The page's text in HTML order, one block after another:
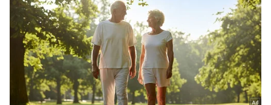
కలెక్టర్ ఆదేశాలతో రంగంలోకి దిగిన అధికారులు
సోషల్ మీడియాలో చక్కర్లు కొడుతున్న ఫోటోలు జిల్లా కలెక్టర్
వివేక్ జాన్సన్ దృష్టికి చేరాయి. విషయం తీవ్రతను గుర్తించిన
ఆయన వెంటనే మహిళా, శిశు సంక్షేమ శాఖ అధికారులను
అప్రమత్తం చేశారు. అధికారుల బృందం బాలిక నివాస
గ్రామానికి చేరుకుని పరిస్థితిని పరిశీలించింది. బాలిక